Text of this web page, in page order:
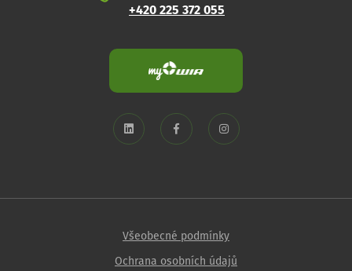
+420 225 372 055
Všeobecné podmínky
Ochrana osobních údajů